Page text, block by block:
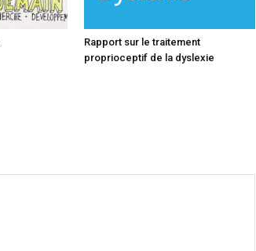
Rapport sur le traitement
proprioceptif de la dyslexie